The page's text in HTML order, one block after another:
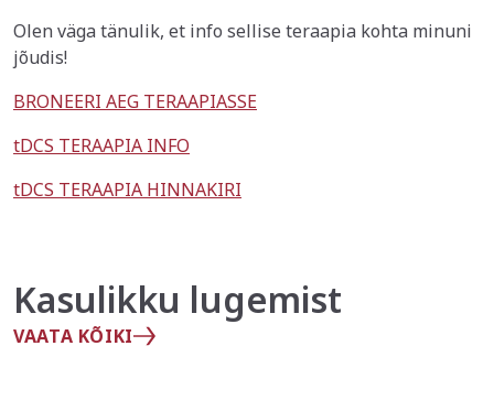
Olen väga tänulik, et info sellise teraapia kohta minuni
jõudis!
BRONEERI AEG TERAAPIASSE
tDCS TERAAPIA INFO
tDCS TERAAPIA HINNAKIRI
Kasulikku lugemist
VAATA KÕIKI